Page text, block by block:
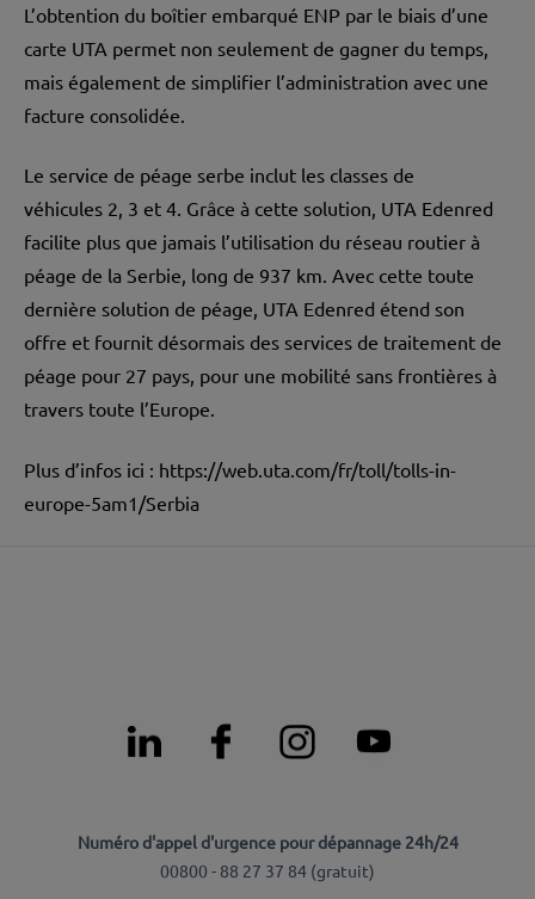
L’obtention du boîtier embarqué ENP par le biais d’une
carte UTA permet non seulement de gagner du temps,
mais également de simplifier l’administration avec une
facture consolidée.
Le service de péage serbe inclut les classes de
véhicules 2, 3 et 4. Grâce à cette solution, UTA Edenred
facilite plus que jamais l’utilisation du réseau routier à
péage de la Serbie, long de 937 km. Avec cette toute
dernière solution de péage, UTA Edenred étend son
offre et fournit désormais des services de traitement de
péage pour 27 pays, pour une mobilité sans frontières à
travers toute l’Europe.
Plus d’infos ici : https://web.uta.com/fr/toll/tolls-in-
europe-5am1/Serbia
Numéro d'appel d'urgence pour dépannage 24h/24
00800 - 88 27 37 84 (gratuit)